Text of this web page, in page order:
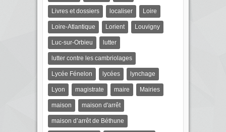
Livres et dossiers localiser Loire
Loire-Atlantique Lorient Louvigny
Luc-sur-Orbieu lutter
lutter contre les cambriolages
Lycée Fénelon lycées lynchage
Lyon magistrate maire Mairies
maison maison d'arrêt
maison d’arrêt de Béthune